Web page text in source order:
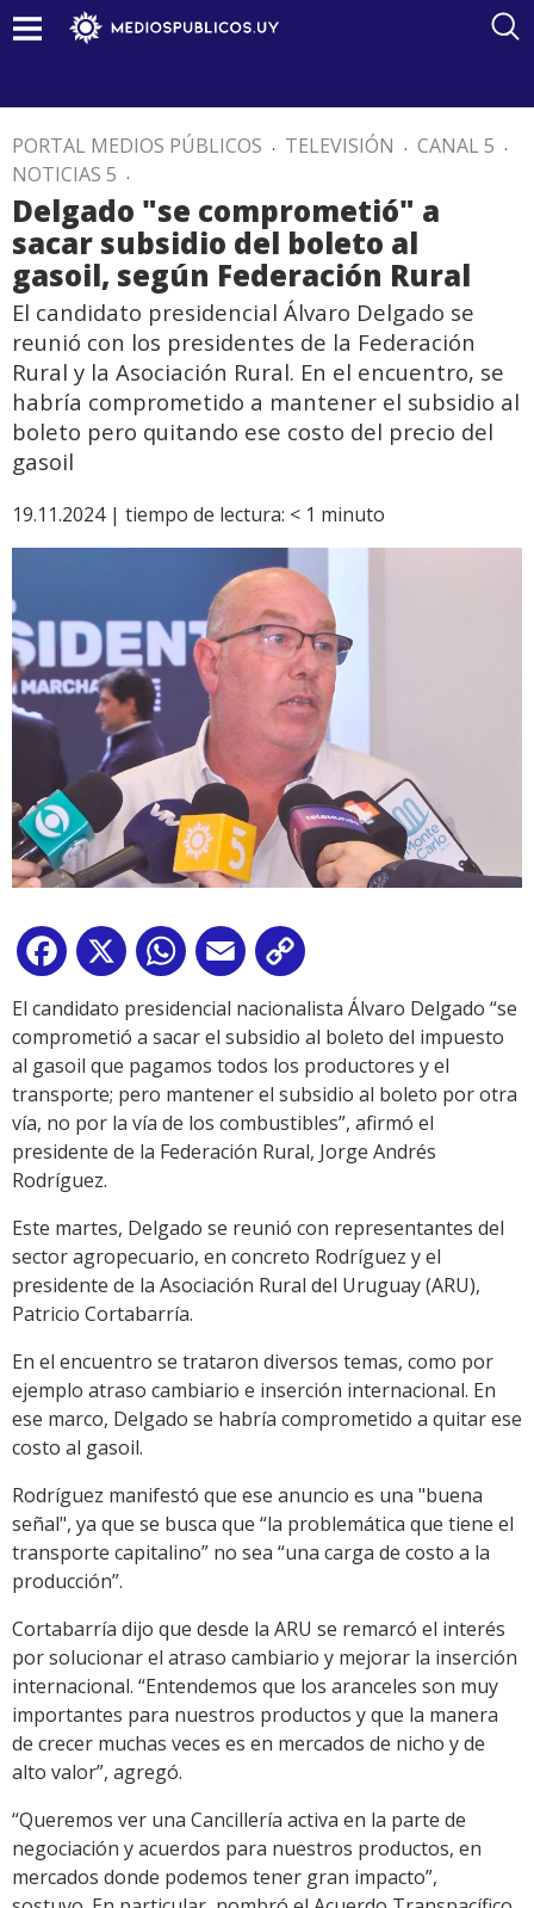
PORTAL MEDIOS PÚBLICOS . TELEVISIÓN . CANAL 5 .
NOTICIAS 5 .
Delgado "se comprometió" a
sacar subsidio del boleto al
gasoil, según Federación Rural
El candidato presidencial Álvaro Delgado se
reunió con los presidentes de la Federación
Rural y la Asociación Rural. En el encuentro, se
habría comprometido a mantener el subsidio al
boleto pero quitando ese costo del precio del
gasoil
19.11.2024 | tiempo de lectura: < 1 minuto
Facebook
X WhatsApp
Email
Link
El candidato presidencial nacionalista Álvaro Delgado “se
comprometió a sacar el subsidio al boleto del impuesto
al gasoil que pagamos todos los productores y el
transporte; pero mantener el subsidio al boleto por otra
vía, no por la vía de los combustibles”, afirmó el
presidente de la Federación Rural, Jorge Andrés
Rodríguez.
Este martes, Delgado se reunió con representantes del
sector agropecuario, en concreto Rodríguez y el
presidente de la Asociación Rural del Uruguay (ARU),
Patricio Cortabarría.
En el encuentro se trataron diversos temas, como por
ejemplo atraso cambiario e inserción internacional. En
ese marco, Delgado se habría comprometido a quitar ese
costo al gasoil.
Rodríguez manifestó que ese anuncio es una "buena
señal", ya que se busca que “la problemática que tiene el
transporte capitalino” no sea “una carga de costo a la
producción”.
Cortabarría dijo que desde la ARU se remarcó el interés
por solucionar el atraso cambiario y mejorar la inserción
internacional. “Entendemos que los aranceles son muy
importantes para nuestros productos y que la manera
de crecer muchas veces es en mercados de nicho y de
alto valor”, agregó.
“Queremos ver una Cancillería activa en la parte de
negociación y acuerdos para nuestros productos, en
mercados donde podemos tener gran impacto”,